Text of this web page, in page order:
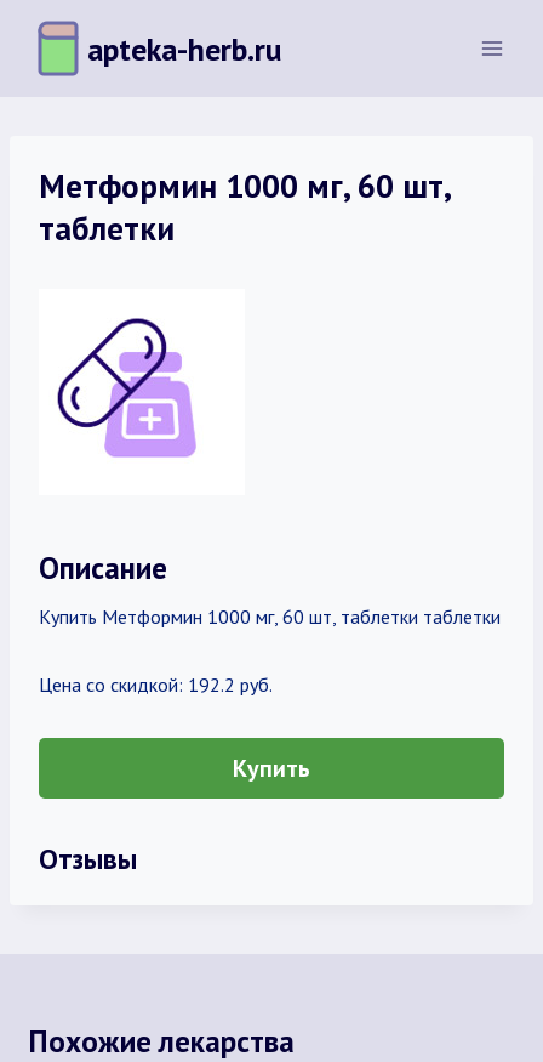
Перейти
содержимому
apteka-herb.ru
Метформин 1000 мг, 60 шт,
таблетки
Описание
Купить Метформин 1000 мг, 60 шт, таблетки таблетки
Цена со скидкой: 192.2 руб.
Купить
Отзывы
Похожие лекарства